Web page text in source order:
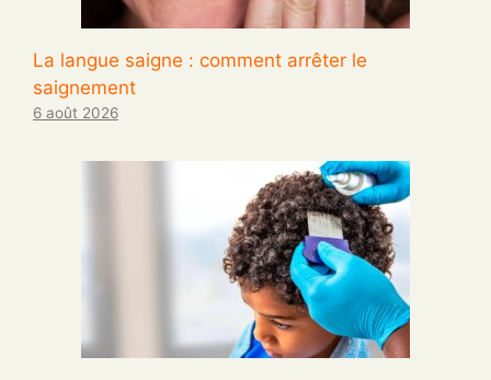
La langue saigne : comment arrêter le
saignement
6 août 2026